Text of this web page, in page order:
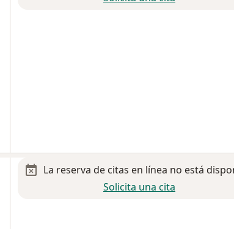
La reserva de citas en línea no está
Solicita una cita